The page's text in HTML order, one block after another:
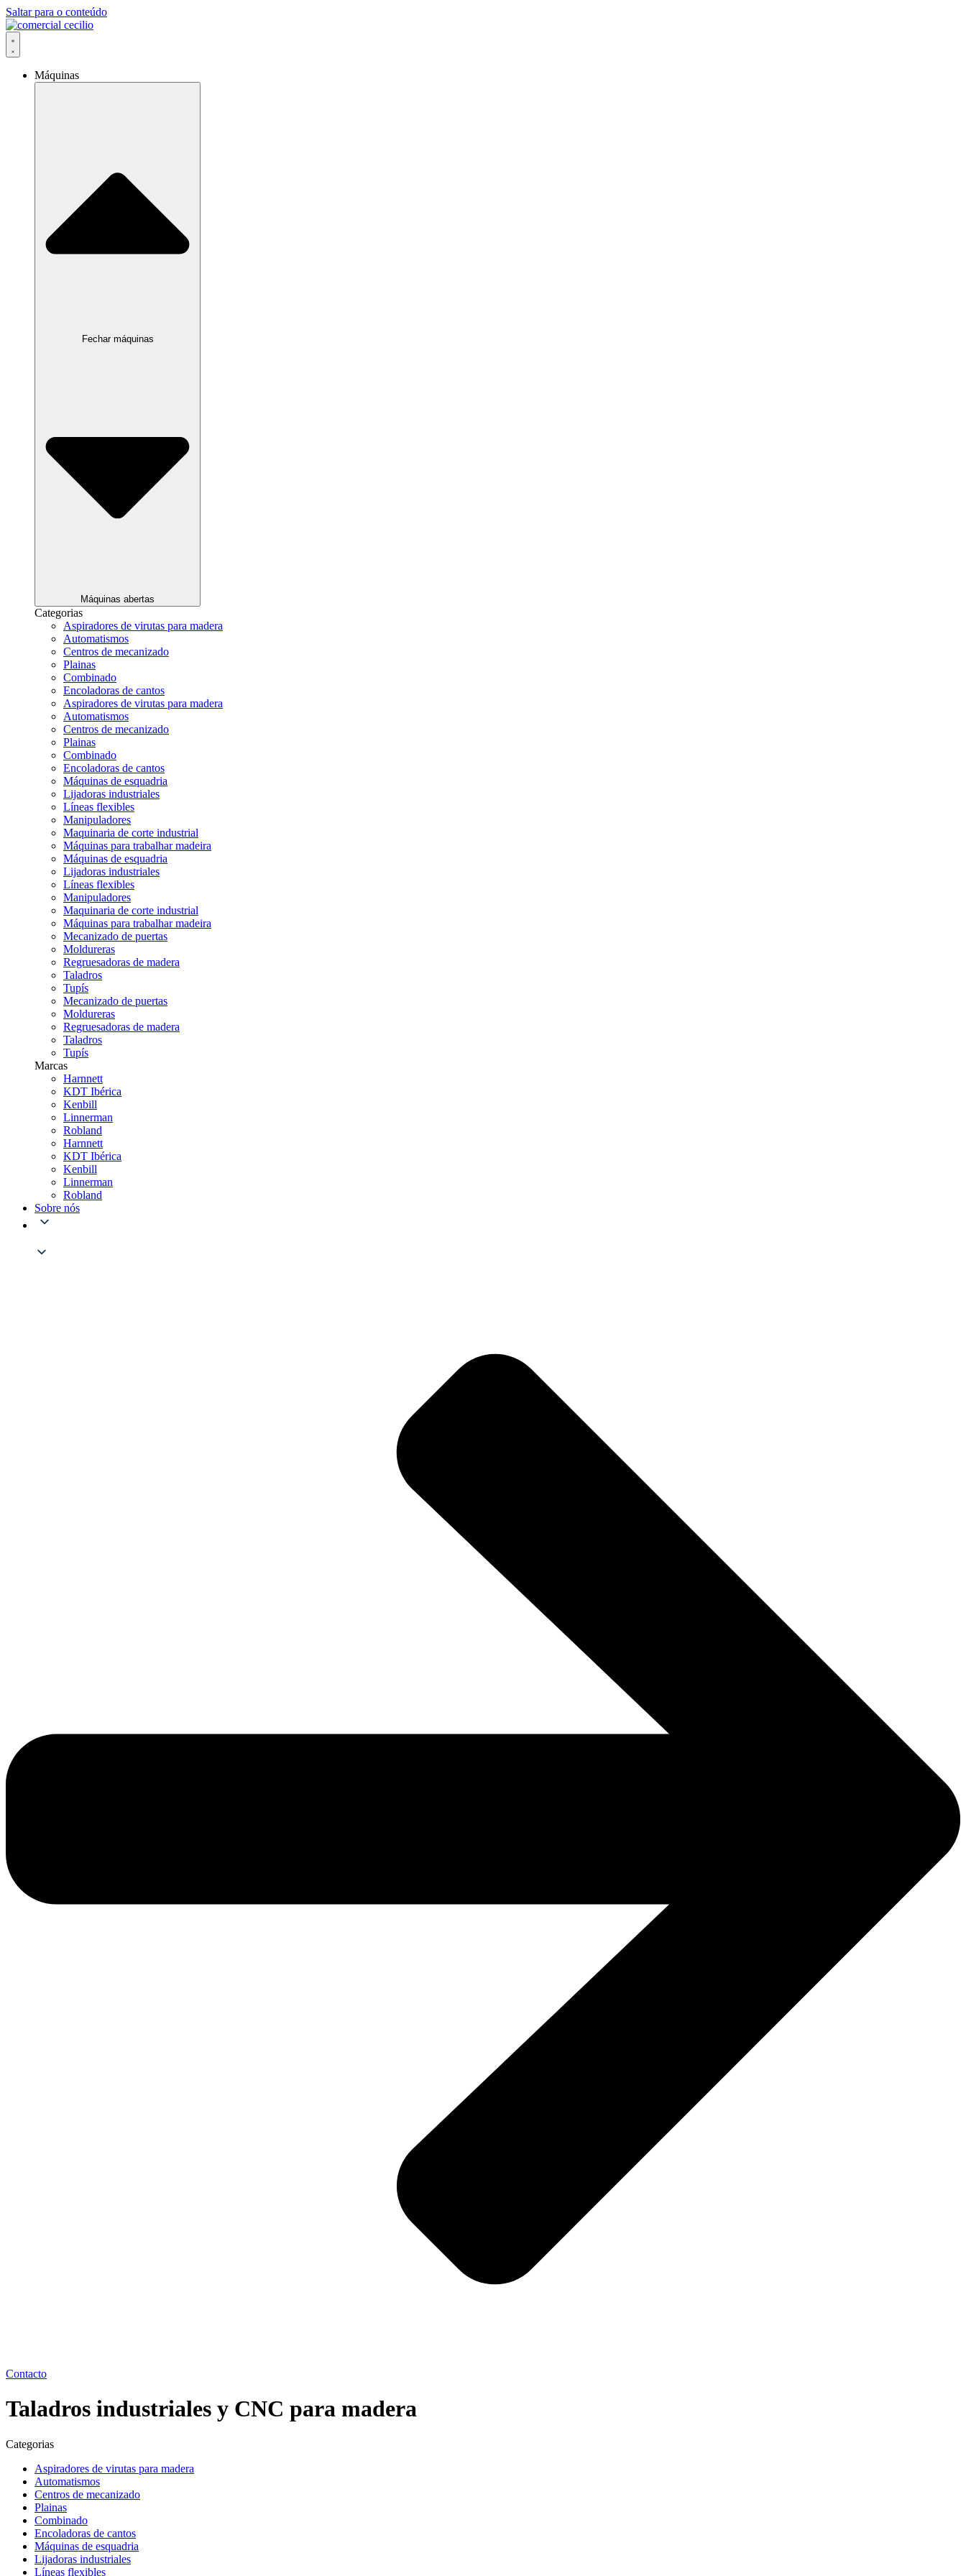
Saltar para o conteúdo
Máquinas
Fechar máquinas
Máquinas abertas
Categorias
Aspiradores de virutas para madera
Automatismos
Centros de mecanizado
Plainas
Combinado
Encoladoras de cantos
Aspiradores de virutas para madera
Automatismos
Centros de mecanizado
Plainas
Combinado
Encoladoras de cantos
Máquinas de esquadria
Lijadoras industriales
Líneas flexibles
Manipuladores
Maquinaria de corte industrial
Máquinas para trabalhar madeira
Máquinas de esquadria
Lijadoras industriales
Líneas flexibles
Manipuladores
Maquinaria de corte industrial
Máquinas para trabalhar madeira
Mecanizado de puertas
Moldureras
Regruesadoras de madera
Taladros
Tupís
Mecanizado de puertas
Moldureras
Regruesadoras de madera
Taladros
Tupís
Marcas
Harnnett
KDT Ibérica
Kenbill
Linnerman
Robland
Harnnett
KDT Ibérica
Kenbill
Linnerman
Robland
Sobre nós
Contacto
Taladros industriales y CNC para madera
Categorias
Aspiradores de virutas para madera
Automatismos
Centros de mecanizado
Plainas
Combinado
Encoladoras de cantos
Máquinas de esquadria
Lijadoras industriales
Líneas flexibles